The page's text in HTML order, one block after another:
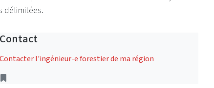
délimitées.
Contact
Contacter l'ingénieur-e forestier de ma région